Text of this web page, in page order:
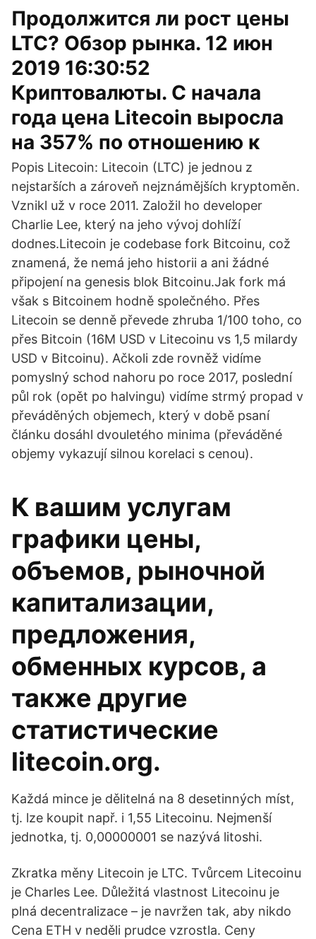
Продолжится ли рост цены
LTC? Обзор рынка. 12 июн
2019 16:30:52
Криптовалюты. С начала
года цена Litecoin выросла
на 357% по отношению к
Popis Litecoin: Litecoin (LTC) je jednou z
nejstarších a zároveň nejznámějších kryptoměn.
Vznikl už v roce 2011. Založil ho developer
Charlie Lee, který na jeho vývoj dohlíží
dodnes.Litecoin je codebase fork Bitcoinu, což
znamená, že nemá jeho historii a ani žádné
připojení na genesis blok Bitcoinu.Jak fork má
však s Bitcoinem hodně společného. Přes
Litecoin se denně převede zhruba 1/100 toho, co
přes Bitcoin (16M USD v Litecoinu vs 1,5 milardy
USD v Bitcoinu). Ačkoli zde rovněž vidíme
pomyslný schod nahoru po roce 2017, poslední
půl rok (opět po halvingu) vidíme strmý propad v
převáděných objemech, který v době psaní
článku dosáhl dvouletého minima (převáděné
objemy vykazují silnou korelaci s cenou).
К вашим услугам
графики цены,
объемов, рыночной
капитализации,
предложения,
обменных курсов, а
также другие
статистические
litecoin.org.
Každá mince je dělitelná na 8 desetinných míst,
tj. lze koupit např. i 1,55 Litecoinu. Nejmenší
jednotka, tj. 0,00000001 se nazývá litoshi.
Zkratka měny Litecoin je LTC. Tvůrcem Litecoinu
je Charles Lee. Důležitá vlastnost Litecoinu je
plná decentralizace – je navržen tak, aby nikdo
Cena ETH v neděli prudce vzrostla. Ceny